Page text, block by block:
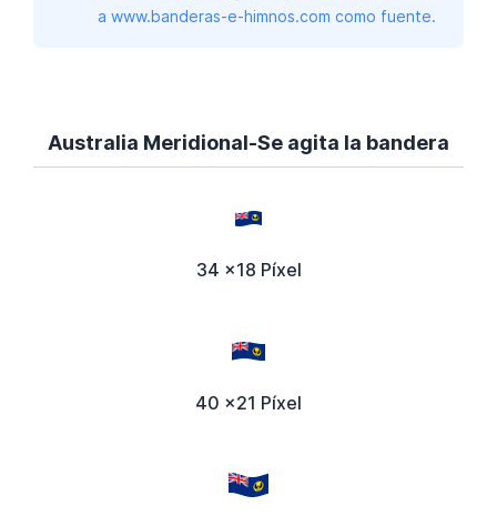
a www.banderas-e-himnos.com como fuente.
Australia Meridional-Se agita la bandera
34 x18 Píxel
40 x21 Píxel